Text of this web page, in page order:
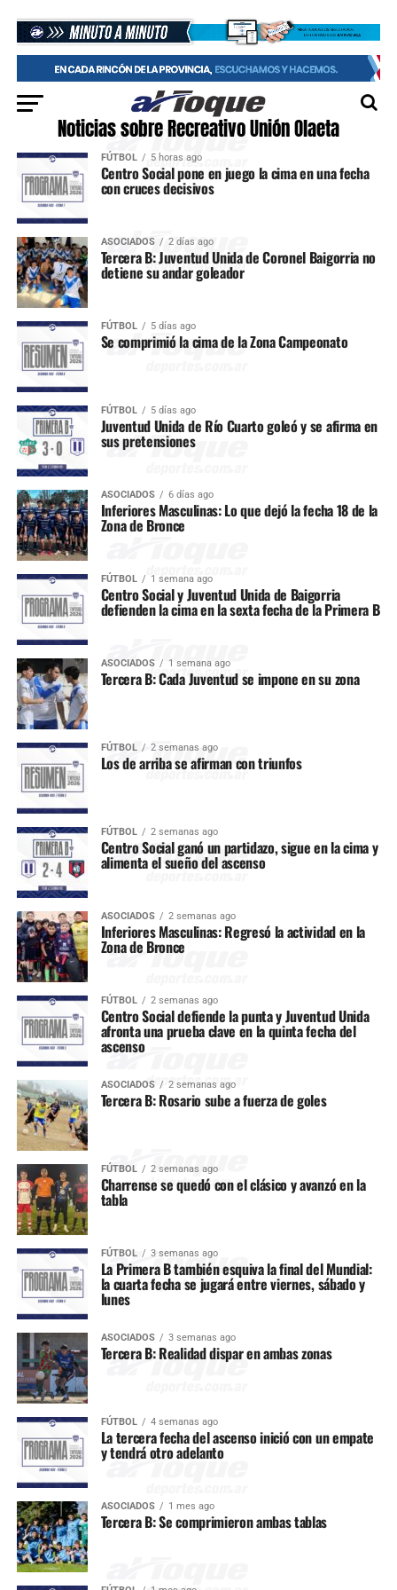
Noticias sobre Recreativo Unión Olaeta
FÚTBOL 5 horas ago
Centro Social pone en juego la cima en una fecha
con cruces decisivos
ASOCIADOS 2 días ago
Tercera B: Juventud Unida de Coronel Baigorria no
detiene su andar goleador
FÚTBOL 5 días ago
Se comprimió la cima de la Zona Campeonato
FÚTBOL 5 días ago
Juventud Unida de Río Cuarto goleó y se afirma en
sus pretensiones
ASOCIADOS 6 días ago
Inferiores Masculinas: Lo que dejó la fecha 18 de la
Zona de Bronce
FÚTBOL 1 semana ago
Centro Social y Juventud Unida de Baigorria
defienden la cima en la sexta fecha de la Primera B
ASOCIADOS 1 semana ago
Tercera B: Cada Juventud se impone en su zona
FÚTBOL 2 semanas ago
Los de arriba se afirman con triunfos
FÚTBOL 2 semanas ago
Centro Social ganó un partidazo, sigue en la cima y
alimenta el sueño del ascenso
ASOCIADOS 2 semanas ago
Inferiores Masculinas: Regresó la actividad en la
Zona de Bronce
FÚTBOL 2 semanas ago
Centro Social defiende la punta y Juventud Unida
afronta una prueba clave en la quinta fecha del
ascenso
ASOCIADOS 2 semanas ago
Tercera B: Rosario sube a fuerza de goles
FÚTBOL 2 semanas ago
Charrense se quedó con el clásico y avanzó en la
tabla
FÚTBOL 3 semanas ago
La Primera B también esquiva la final del Mundial:
la cuarta fecha se jugará entre viernes, sábado y
lunes
ASOCIADOS 3 semanas ago
Tercera B: Realidad dispar en ambas zonas
FÚTBOL 4 semanas ago
La tercera fecha del ascenso inició con un empate
y tendrá otro adelanto
ASOCIADOS 1 mes ago
Tercera B: Se comprimieron ambas tablas